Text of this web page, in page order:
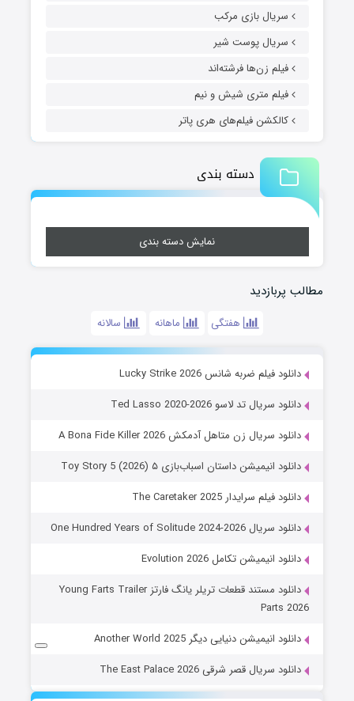
سریال بازی مرکب
سریال پوست شیر
فیلم زن‌ها فرشته‌اند
فیلم متری شیش و نیم
کالکشن فیلم‌های هری پاتر
دسته بندی
نمایش دسته بندی
مطالب پربازدید
هفتگی ماهانه سالانه
دانلود فیلم ضربه شانس Lucky Strike 2026
دانلود سریال تد لاسو Ted Lasso 2020-2026
دانلود سریال زن متاهل آدمکش A Bona Fide Killer 2026
دانلود انیمیشن داستان اسباب‌بازی ۵ Toy Story 5 (2026)
دانلود فیلم سرایدار The Caretaker 2025
دانلود سریال One Hundred Years of Solitude 2024-2026
دانلود انیمیشن تکامل Evolution 2026
دانلود مستند قطعات تریلر یانگ فارتز Young Farts Trailer
Parts 2026
دانلود انیمیشن دنیایی دیگر Another World 2025
دانلود سریال قصر شرقی The East Palace 2026